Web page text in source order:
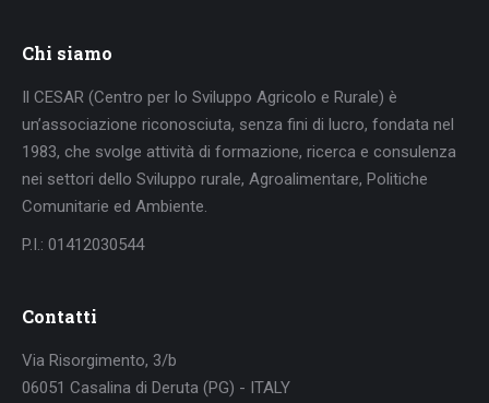
Chi siamo
Il CESAR (Centro per lo Sviluppo Agricolo e Rurale) è
un’associazione riconosciuta, senza fini di lucro, fondata nel
1983, che svolge attività di formazione, ricerca e consulenza
nei settori dello Sviluppo rurale, Agroalimentare, Politiche
Comunitarie ed Ambiente.
P.I.: 01412030544
Contatti
Via Risorgimento, 3/b
06051 Casalina di Deruta (PG) - ITALY